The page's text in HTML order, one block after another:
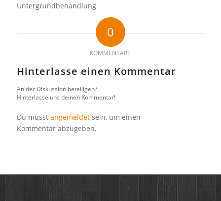
Untergrundbehandlung
0
KOMMENTARE
Hinterlasse einen Kommentar
An der Diskussion beteiligen?
Hinterlasse uns deinen Kommentar!
Du musst angemeldetsein, um einen
Kommentar abzugeben.